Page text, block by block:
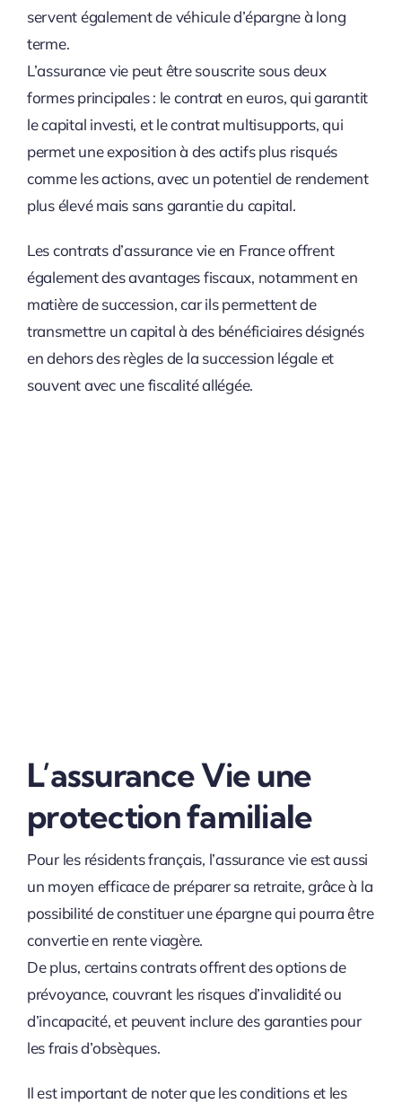
servent également de véhicule d’épargne à long
terme.
L’assurance vie peut être souscrite sous deux
formes principales : le contrat en euros, qui garantit
le capital investi, et le contrat multisupports, qui
permet une exposition à des actifs plus risqués
comme les actions, avec un potentiel de rendement
plus élevé mais sans garantie du capital.
Les contrats d’assurance vie en France offrent
également des avantages fiscaux, notamment en
matière de succession, car ils permettent de
transmettre un capital à des bénéficiaires désignés
en dehors des règles de la succession légale et
souvent avec une fiscalité allégée.
L’assurance Vie une
protection familiale
Pour les résidents français, l’assurance vie est aussi
un moyen efficace de préparer sa retraite, grâce à la
possibilité de constituer une épargne qui pourra être
convertie en rente viagère.
De plus, certains contrats offrent des options de
prévoyance, couvrant les risques d’invalidité ou
d’incapacité, et peuvent inclure des garanties pour
les frais d’obsèques.
Il est important de noter que les conditions et les